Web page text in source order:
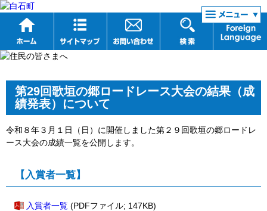
リンク集
第29回歌垣の郷ロードレース大会の結果（成
績発表）について
令和８年３月１日（日）に開催しました第２９回歌垣の郷ロードレ
ース大会の成績一覧を公開します。
【入賞者一覧】
入賞者一覧 (PDFファイル; 147KB)